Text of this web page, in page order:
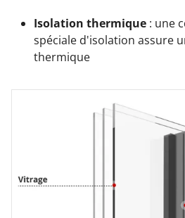
Isolation thermique : une
spéciale d'isolation assure
thermique